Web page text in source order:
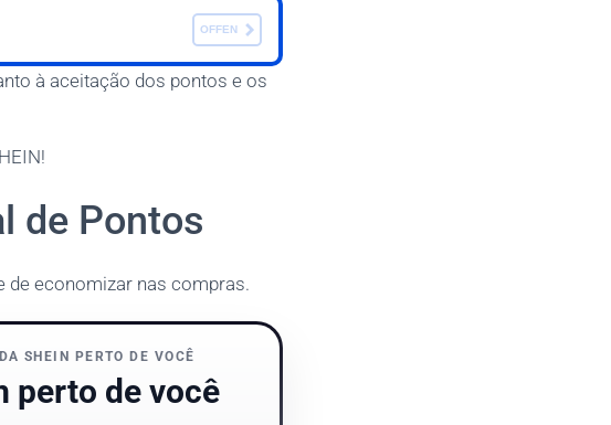
OFFEN
à aceitação dos pontos e os
de Pontos
de economizar nas compras.
SHEIN PERTO DE VOCÊ
perto de você